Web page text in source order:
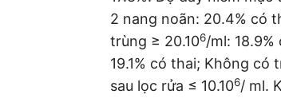
2 nang noãn: 20.4% có
trùng ≥ 20.106/ml:
19.1% có thai; Không
sau lọc rửa ≤ 10.106/ ml.